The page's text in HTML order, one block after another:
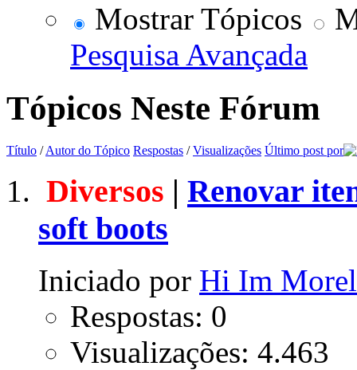
Mostrar Tópicos
Pesquisa Avançada
Tópicos Neste Fórum
Título /Autor do Tópico Respostas /Visualizações Último post por
Diversos | Renovar
soft boots
Iniciado por Hi Im
Respostas: 0
Visualizações: 4.463